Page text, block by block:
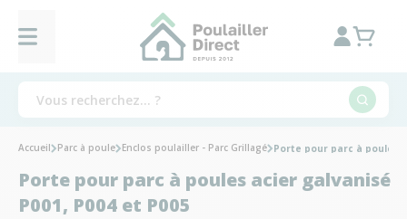
Accueil Parc à poule Enclos poulailler - Parc Grillagé Porte pour parc à poules
Porte pour parc à poules acier galvanisé
P001, P004 et P005